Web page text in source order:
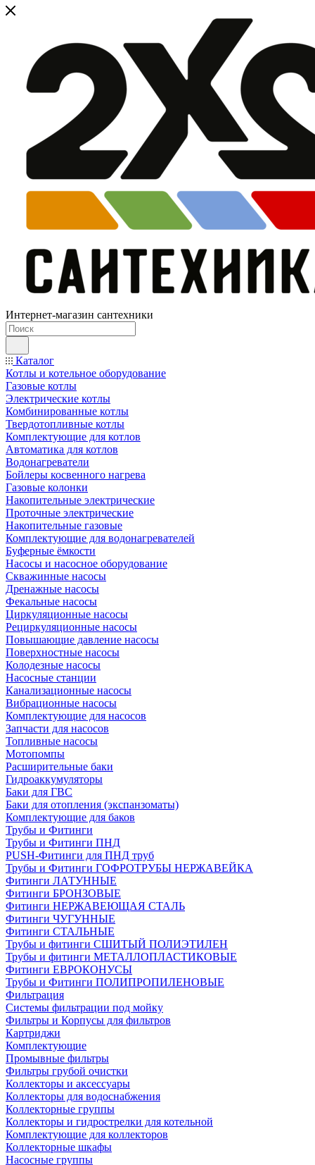
Интернет-магазин сантехники
Каталог
Котлы и котельное оборудование
Газовые котлы
Электрические котлы
Комбинированные котлы
Твердотопливные котлы
Комплектующие для котлов
Автоматика для котлов
Водонагреватели
Бойлеры косвенного нагрева
Газовые колонки
Накопительные электрические
Проточные электрические
Накопительные газовые
Комплектующие для водонагревателей
Буферные ёмкости
Насосы и насосное оборудование
Скважинные насосы
Дренажные насосы
Фекальные насосы
Циркуляционные насосы
Рециркуляционные насосы
Повышающие давление насосы
Поверхностные насосы
Колодезные насосы
Насосные станции
Канализационные насосы
Вибрационные насосы
Комплектующие для насосов
Запчасти для насосов
Топливные насосы
Мотопомпы
Расширительные баки
Гидроаккумуляторы
Баки для ГВС
Баки для отопления (экспанзоматы)
Комплектующие для баков
Трубы и Фитинги
Трубы и Фитинги ПНД
PUSH-Фитинги для ПНД труб
Трубы и Фитинги ГОФРОТРУБЫ НЕРЖАВЕЙКА
Фитинги ЛАТУННЫЕ
Фитинги БРОНЗОВЫЕ
Фитинги НЕРЖАВЕЮЩАЯ СТАЛЬ
Фитинги ЧУГУННЫЕ
Фитинги СТАЛЬНЫЕ
Трубы и фитинги СШИТЫЙ ПОЛИЭТИЛЕН
Трубы и фитинги МЕТАЛЛОПЛАСТИКОВЫЕ
Фитинги ЕВРОКОНУСЫ
Трубы и Фитинги ПОЛИПРОПИЛЕНОВЫЕ
Фильтрация
Системы фильтрации под мойку
Фильтры и Корпусы для фильтров
Картриджи
Комплектующие
Промывные фильтры
Фильтры грубой очистки
Коллекторы и аксессуары
Коллекторы для водоснабжения
Коллекторные группы
Коллекторы и гидрострелки для котельной
Комплектующие для коллекторов
Коллекторные шкафы
Насосные группы